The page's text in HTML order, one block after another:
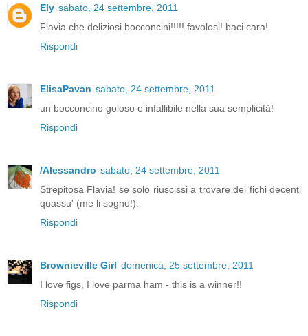
Ely sabato, 24 settembre, 2011
Flavia che deliziosi bocconcini!!!!! favolosi! baci cara!
Rispondi
ElisaPavan sabato, 24 settembre, 2011
un bocconcino goloso e infallibile nella sua semplicità!
Rispondi
/Alessandro sabato, 24 settembre, 2011
Strepitosa Flavia! se solo riuscissi a trovare dei fichi decenti
quassu' (me li sogno!).
Rispondi
Brownieville Girl domenica, 25 settembre, 2011
I love figs, I love parma ham - this is a winner!!
Rispondi